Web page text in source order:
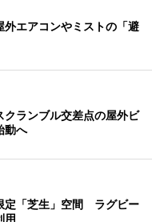
エアコンやミストの「避
ランブル交差点の屋外ビ
動へ
定「芝生」空間 ラグビー
用